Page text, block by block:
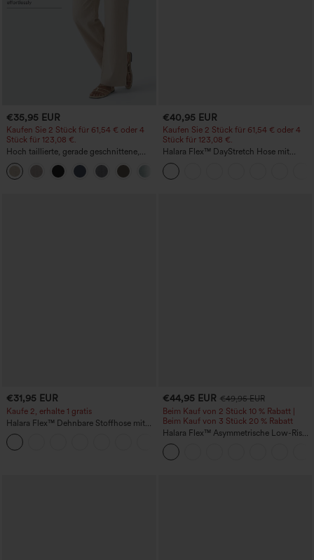
€35,95 EUR
Kaufen Sie 2 Stück für 61,54 € oder 4
Stück für 123,08 €.
Hoch taillierte, gerade geschnittene,
legere Leinen-Optik-Hose mit Taschen
€40,95 EUR
Kaufen Sie 2 Stück für 61,54 € oder 4
Stück für 123,08 €.
Halara Flex™ DayStretch Hose mit
mittlerer Bundhöhe, seitlicher
Reißverschlusstasche und
Work‑Flare‑Schnitt
€31,95 EUR
Kaufe 2, erhalte 1 gratis
Halara Flex™ Dehnbare Stoffhose mit
hohem Bund und Seitentasche hinten
€44,95 EUR €49,95 EUR
Beim Kauf von 2 Stück 10 % Rabatt |
Beim Kauf von 3 Stück 20 % Rabatt
Halara Flex™ Asymmetrische Low-Rise-
Jeans mit Reißverschlusstaschen,
Baggy-Stil, weitem Bein, gewaschen,
lässig